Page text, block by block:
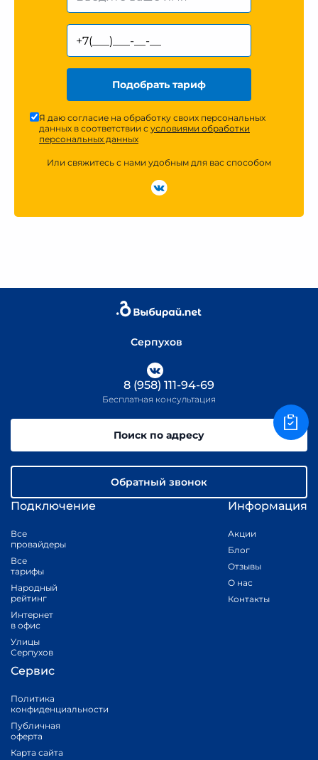
Подобрать тариф
Я даю согласие на обработку своих персональных
данных в соответствии с условиями обработки
персональных данных
Или свяжитесь с нами удобным для вас способом
Серпухов
Подключение
Все
провайдеры
Все
тарифы
Народный
рейтинг
Интернет
в офис
Улицы
Серпухов
Информация
Акции
Блог
Отзывы
О нас
Контакты
Сервис
Политика
конфиденциальности
Публичная
оферта
Карта сайта
8 (958) 111-94-69
Бесплатная консультация
Поиск по адресу
Обратный звонок